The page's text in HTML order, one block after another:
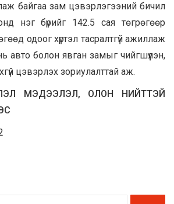
байгаа зам цэвэрлэгээний бичил
нэг бүрийг 142.5 сая төгрөгөөр
одоог хүртэл тасралтгүй ажиллаж
авто болон явган замыг чийгшүүлэн,
цэвэрлэх зориулалттай аж.
МЭДЭЭЛЭЛ, ОЛОН НИЙТТЭЙ